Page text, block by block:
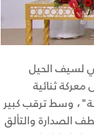
لسيف الحيل
ثنائية
وسط ترقب كبير
الصدارة والتألق